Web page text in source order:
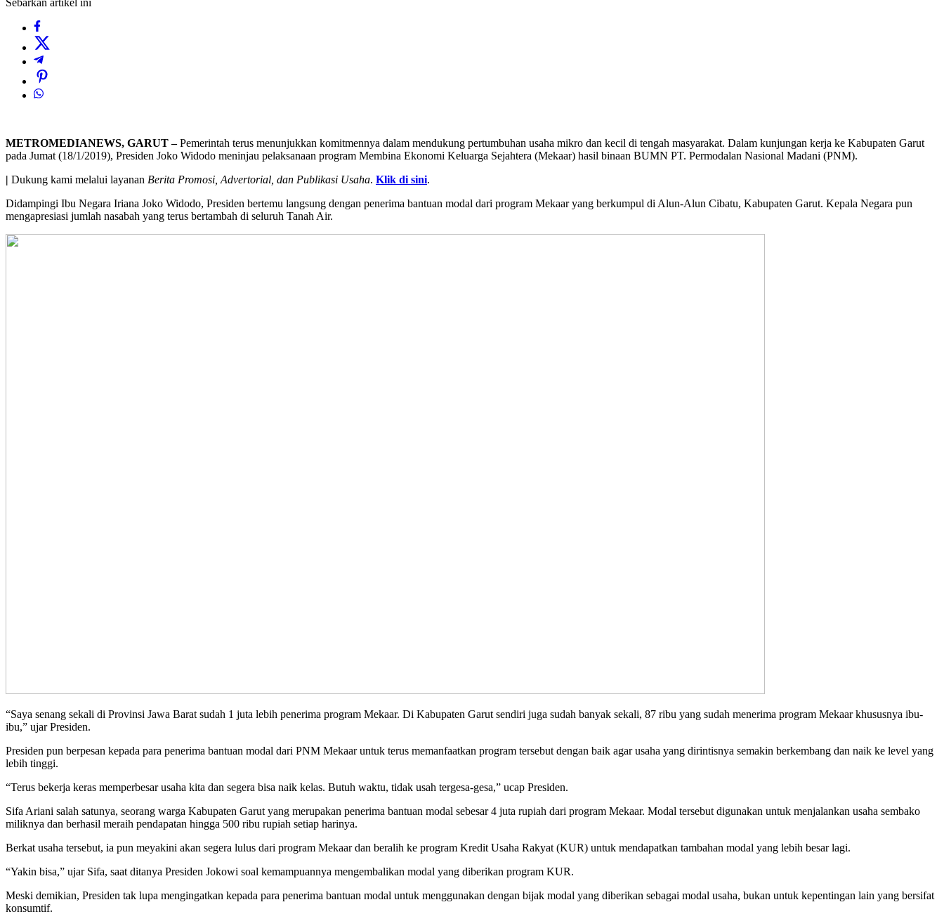
Sebarkan artikel ini
METROMEDIANEWS, GARUT –Pemerintah terus menunjukkan komitmennya dalam mendukung pertumbuhan usaha mikro dan kecil di tengah masyarakat. Dalam kunjungan kerja ke Kabupaten Garut
pada Jumat (18/1/2019), Presiden Joko Widodo meninjau pelaksanaan program Membina Ekonomi Keluarga Sejahtera (Mekaar) hasil binaan BUMN PT. Permodalan Nasional Madani (PNM).
| Dukung kami melalui layanan Berita Promosi, Advertorial, dan Publikasi Usaha. Klik di sini.
Didampingi Ibu Negara Iriana Joko Widodo, Presiden bertemu langsung dengan penerima bantuan modal dari program Mekaar yang berkumpul di Alun-Alun Cibatu, Kabupaten Garut. Kepala Negara pun
mengapresiasi jumlah nasabah yang terus bertambah di seluruh Tanah Air.
“Saya senang sekali di Provinsi Jawa Barat sudah 1 juta lebih penerima program Mekaar. Di Kabupaten Garut sendiri juga sudah banyak sekali, 87 ribu yang sudah menerima program Mekaar khususnya ibu-
ibu,” ujar Presiden.
Presiden pun berpesan kepada para penerima bantuan modal dari PNM Mekaar untuk terus memanfaatkan program tersebut dengan baik agar usaha yang dirintisnya semakin berkembang dan naik ke level yang
lebih tinggi.
“Terus bekerja keras memperbesar usaha kita dan segera bisa naik kelas. Butuh waktu, tidak usah tergesa-gesa,” ucap Presiden.
Sifa Ariani salah satunya, seorang warga Kabupaten Garut yang merupakan penerima bantuan modal sebesar 4 juta rupiah dari program Mekaar. Modal tersebut digunakan untuk menjalankan usaha sembako
miliknya dan berhasil meraih pendapatan hingga 500 ribu rupiah setiap harinya.
Berkat usaha tersebut, ia pun meyakini akan segera lulus dari program Mekaar dan beralih ke program Kredit Usaha Rakyat (KUR) untuk mendapatkan tambahan modal yang lebih besar lagi.
“Yakin bisa,” ujar Sifa, saat ditanya Presiden Jokowi soal kemampuannya mengembalikan modal yang diberikan program KUR.
Meski demikian, Presiden tak lupa mengingatkan kepada para penerima bantuan modal untuk menggunakan dengan bijak modal yang diberikan sebagai modal usaha, bukan untuk kepentingan lain yang bersifat
konsumtif.